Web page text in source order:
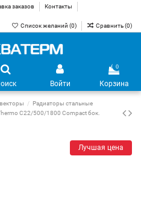
заказов
Контакты
Список желаний (0) Сравнить (0)
Войти
0
Корзина
Радиаторы стальные
C22/500/1800 Compact бок.
Лучшая цена